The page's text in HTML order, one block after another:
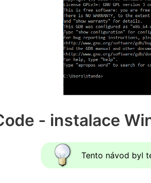
- instalace
Tento návod byl